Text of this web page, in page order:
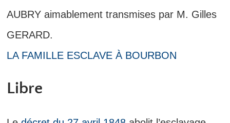
AUBRY aimablement transmises par M. Gilles
GERARD.
LA FAMILLE ESCLAVE À BOURBON
Libre